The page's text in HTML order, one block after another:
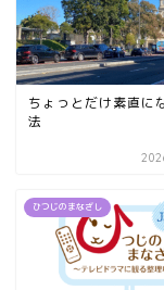
ちょっとだけ素直に
法
ひつじのまなざし